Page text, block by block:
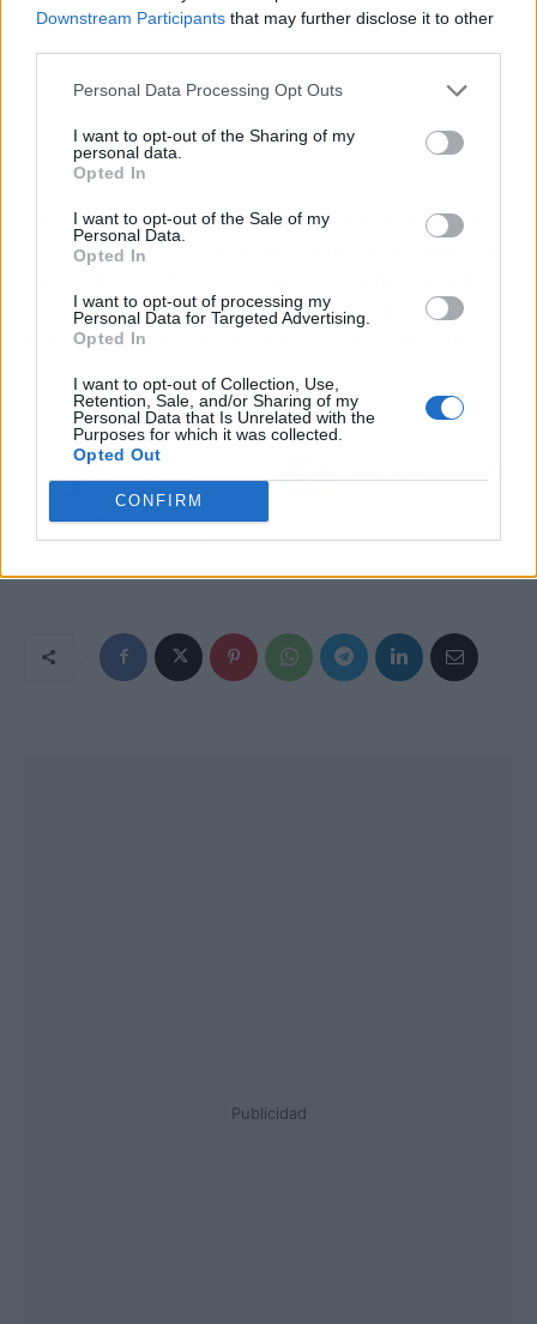
Downstream Participants that may further disclose it to other
Personal Data Processing Opt Outs
I want to opt-out of the Sharing of my
personal data.
Opted In
I want to opt-out of the Sale of my
Personal Data.
Opted In
I want to opt-out of processing my
Personal Data for Targeted Advertising.
Opted In
I want to opt-out of Collection, Use,
Retention, Sale, and/or Sharing of my
Personal Data that Is Unrelated with the
Purposes for which it was collected.
Opted Out
CONFIRM
Ya son muchas las empresas que cuentan con
los servicios de gestión de cobros que ofrece el
en contratar sus servicios, pueden hacerlo
llenando el formulario ubicado en su página
Artículo anterior
profesional en Europa y
en América Latina de
Union Credit and
Publicidad